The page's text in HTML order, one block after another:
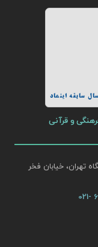
تهران، خیابان فخر